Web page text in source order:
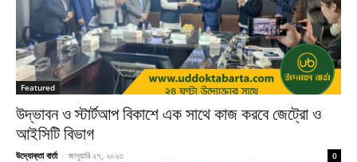
Featured
উদ্ভাবন ও স্টার্টআপ বিকাশে এক সাথে কাজ করবে জেট্রো ও
আইসিটি বিভাগ
উদ্যোক্তা বার্তা - জানুয়ারি ২৭, ২০২৩ 0